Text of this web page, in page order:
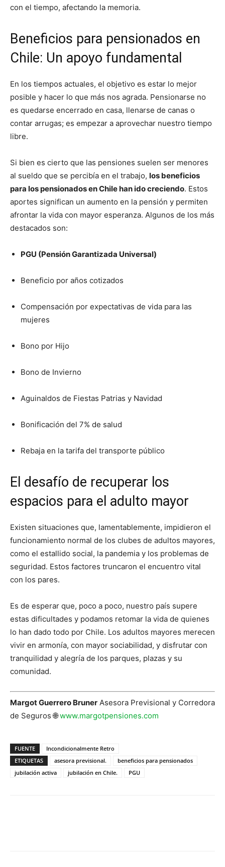
con el tiempo, afectando la memoria.
Beneficios para pensionados en
Chile: Un apoyo fundamental
En los tiempos actuales, el objetivo es estar lo mejor
posible y hacer lo que más nos agrada. Pensionarse no
es quedarse encerrado en casa, llenarse de canas o
contar arrugas; es empezar a aprovechar nuestro tiempo
libre.
Si bien es cierto que las pensiones suelen ser menores
al sueldo que se percibía en el trabajo, los beneficios
para los pensionados en Chile han ido creciendo. Estos
aportes significan un aumento en la pensión y permiten
afrontar la vida con mayor esperanza. Algunos de los más
destacados son:
PGU (Pensión Garantizada Universal)
Beneficio por años cotizados
Compensación por expectativas de vida para las
mujeres
Bono por Hijo
Bono de Invierno
Aguinaldos de Fiestas Patrias y Navidad
Bonificación del 7% de salud
Rebaja en la tarifa del transporte público
El desafío de recuperar los
espacios para el adulto mayor
Existen situaciones que, lamentablemente, impidieron el
funcionamiento normal de los clubes de adultos mayores,
como el estallido social, la pandemia y los problemas de
seguridad. Estos factores truncaron el encuentro vital
con los pares.
Es de esperar que, poco a poco, nuestro país supere
estas dificultades y podamos retomar la vida de quienes
lo han dado todo por Chile. Los adultos mayores merecen
vivir en armonía, con mayor sociabilidad, y disfrutar con
tranquilidad y alegría de los parques, plazas y su
comunidad.
Margot Guerrero Bruner Asesora Previsional y Corredora
de Seguros 🌐www.margotpensiones.com
FUENTE
Incondicionalmente Retro
ETIQUETAS
asesora previsional.
beneficios para pensionados
jubilación activa
jubilación en Chile. PGU